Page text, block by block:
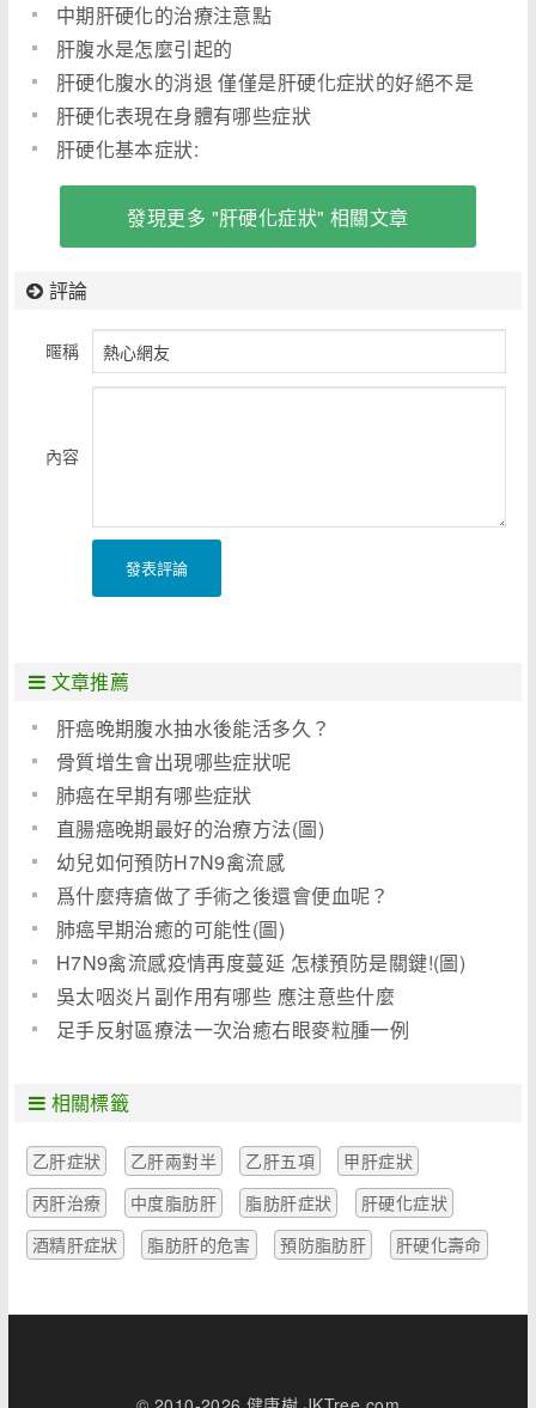
中期肝硬化的治療注意點
肝腹水是怎麼引起的
肝硬化腹水的消退 僅僅是肝硬化症狀的好絕不是
治癒肝硬化表現在身體有哪些症狀
肝硬化基本症狀:
發現更多 "肝硬化症狀" 相關文章
評論
暱稱
內容
發表評論
文章推薦
肝癌晚期腹水抽水後能活多久？
骨質增生會出現哪些症狀呢
肺癌在早期有哪些症狀
直腸癌晚期最好的治療方法(圖)
幼兒如何預防H7N9禽流感
爲什麼痔瘡做了手術之後還會便血呢？
肺癌早期治癒的可能性(圖)
H7N9禽流感疫情再度蔓延 怎樣預防是關鍵!(圖)
吳太咽炎片副作用有哪些 應注意些什麼
足手反射區療法一次治癒右眼麥粒腫一例
相關標籤
乙肝症狀 乙肝兩對半 乙肝五項
甲肝症狀
丙肝治療
中度脂肪肝 脂肪肝症狀
肝硬化症狀
酒精肝症狀
脂肪肝的危害 預防脂肪肝 肝硬化壽命